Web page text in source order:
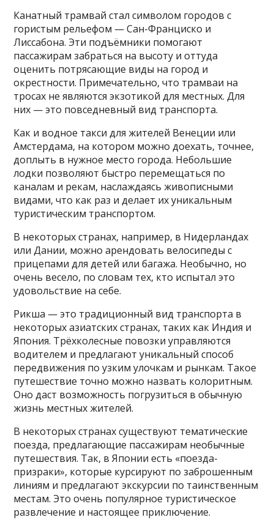
Канатный трамвай стал символом городов с
гористым рельефом — Сан-Франциско и
Лиссабона. Эти подъёмники помогают
пассажирам забраться на высоту и оттуда
оценить потрясающие виды на город и
окрестности. Примечательно, что трамваи на
тросах не являются экзотикой для местных. Для
них — это повседневный вид транспорта.
Как и водное такси для жителей Венеции или
Амстердама, на котором можно доехать, точнее,
доплыть в нужное место города. Небольшие
лодки позволяют быстро перемещаться по
каналам и рекам, наслаждаясь живописными
видами, что как раз и делает их уникальным
туристическим транспортом.
В некоторых странах, например, в Нидерландах
или Дании, можно арендовать велосипеды с
прицепами для детей или багажа. Необычно, но
очень весело, по словам тех, кто испытал это
удовольствие на себе.
Рикша — это традиционный вид транспорта в
некоторых азиатских странах, таких как Индия и
Япония. Трёхколесные повозки управляются
водителем и предлагают уникальный способ
передвижения по узким улочкам и рынкам. Такое
путешествие точно можно назвать колоритным.
Оно даст возможность погрузиться в обычную
жизнь местных жителей.
В некоторых странах существуют тематические
поезда, предлагающие пассажирам необычные
путешествия. Так, в Японии есть «поезда-
призраки», которые курсируют по заброшенным
линиям и предлагают экскурсии по таинственным
местам. Это очень популярное туристическое
развлечение и настоящее приключение.